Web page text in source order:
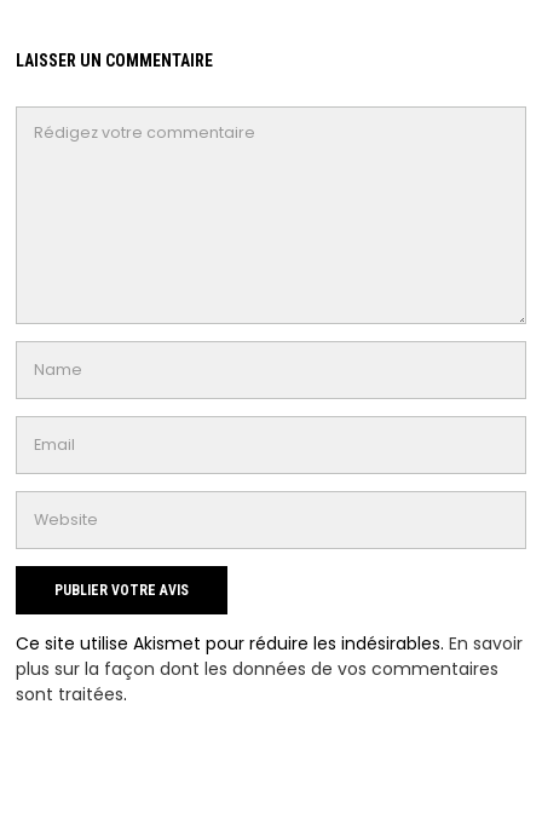
LAISSER UN COMMENTAIRE
Ce site utilise Akismet pour réduire les indésirables.En savoir
plus sur la façon dont les données de vos commentaires
sont traitées.